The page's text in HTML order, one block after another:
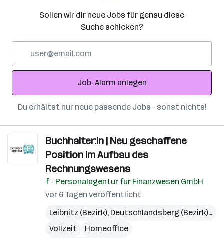
Sollen wir dir neue Jobs für genau diese
Suche schicken?
Adresse
Job-Alarm anlegen
Du erhältst nur neue passende Jobs – sonst nichts!
Buchhalter:in | Neu geschaffene
Position im Aufbau des
Rechnungswesens
f - Personalagentur für Finanzwesen GmbH
vor 6 Tagen veröffentlicht
Leibnitz (Bezirk), Deutschlandsberg (Bezirk),
Vollzeit
Homeoffice